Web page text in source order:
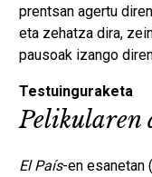
prentsan agertu
eta zehatza dira,
pausoak izango
Testuinguraketa
Pelikularen
El País-en esanetan